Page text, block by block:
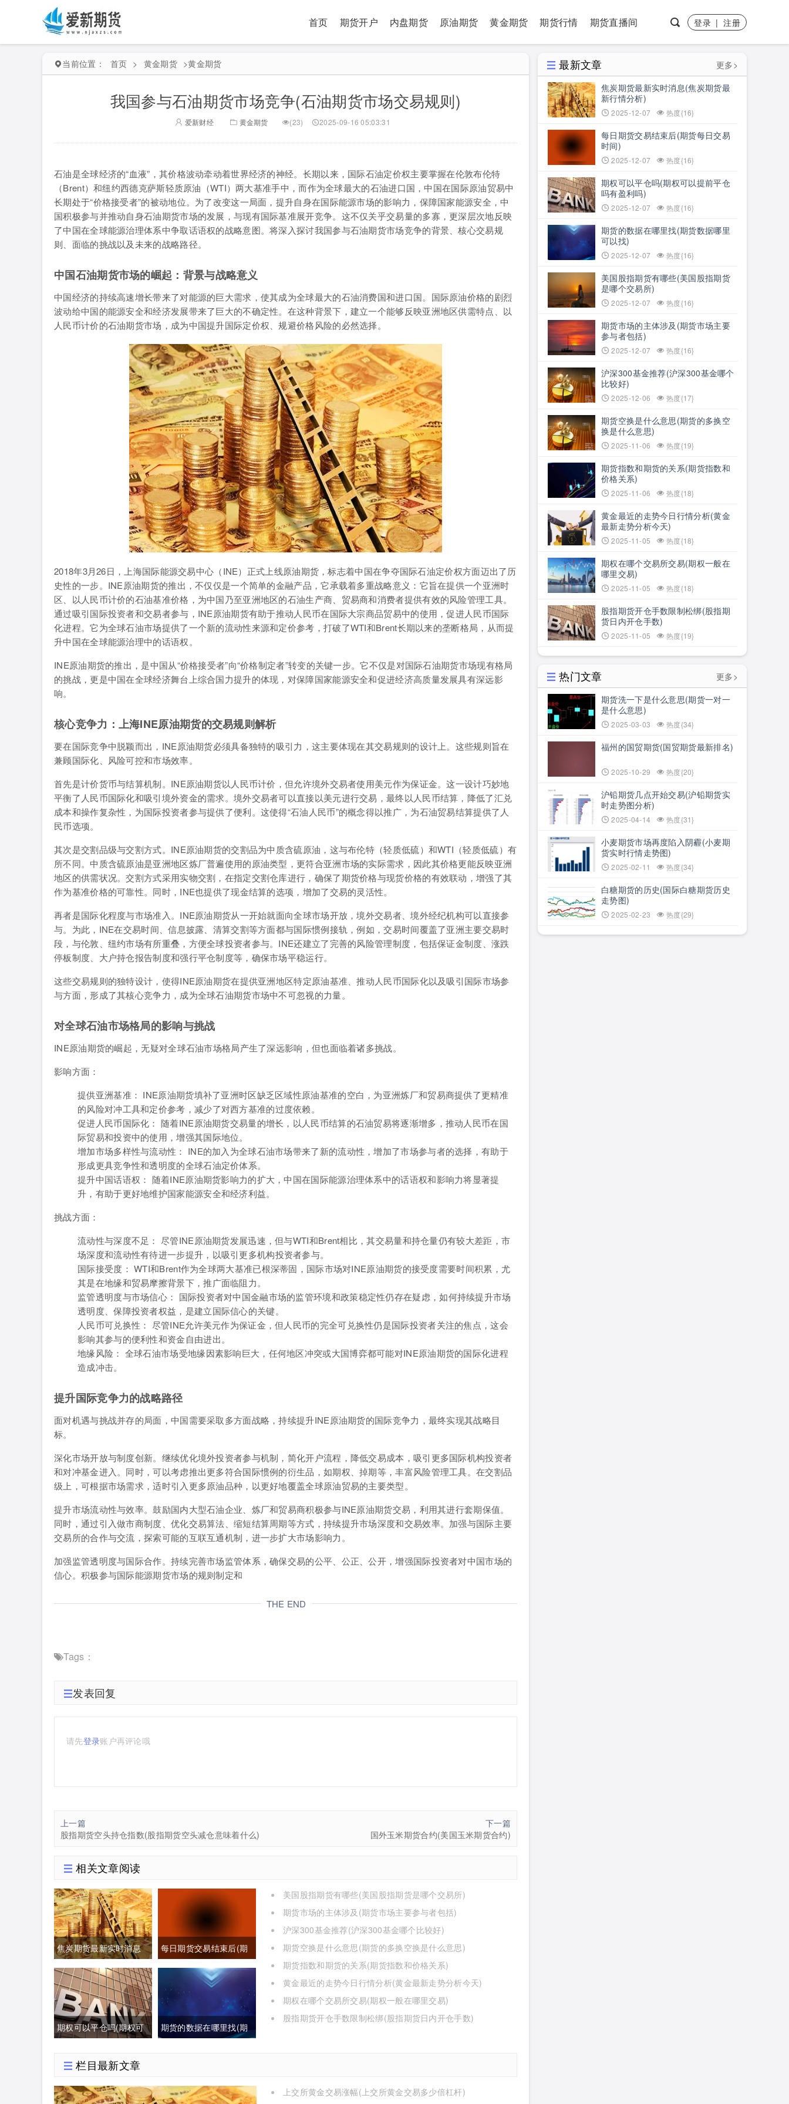
首页 期货开户 内盘期货 原油期货 黄金期货 期货行情 期货直播间 登录|注册
当前位置： 首页 > 黄金期货 >黄金期货
我国参与石油期货市场竞争(石油期货市场交易规则)
爱新财经 黄金期货 (23) 2025-09-16 05:03:31
石油是全球经济的“血液”，其价格波动牵动着世界经济的神经。长期以来，国际石油定价权主要掌握在伦敦布伦特
（Brent）和纽约西德克萨斯轻质原油（WTI）两大基准手中，而作为全球最大的石油进口国，中国在国际原油贸易中
长期处于“价格接受者”的被动地位。为了改变这一局面，提升自身在国际能源市场的影响力，保障国家能源安全，中
国积极参与并推动自身石油期货市场的发展，与现有国际基准展开竞争。这不仅关乎交易量的多寡，更深层次地反映
了中国在全球能源治理体系中争取话语权的战略意图。将深入探讨我国参与石油期货市场竞争的背景、核心交易规
则、面临的挑战以及未来的战略路径。
中国石油期货市场的崛起：背景与战略意义
中国经济的持续高速增长带来了对能源的巨大需求，使其成为全球最大的石油消费国和进口国。国际原油价格的剧烈
波动给中国的能源安全和经济发展带来了巨大的不确定性。在这种背景下，建立一个能够反映亚洲地区供需特点、以
人民币计价的石油期货市场，成为中国提升国际定价权、规避价格风险的必然选择。
2018年3月26日，上海国际能源交易中心（INE）正式上线原油期货，标志着中国在争夺国际石油定价权方面迈出了历
史性的一步。INE原油期货的推出，不仅仅是一个简单的金融产品，它承载着多重战略意义：它旨在提供一个亚洲时
区、以人民币计价的石油基准价格，为中国乃至亚洲地区的石油生产商、贸易商和消费者提供有效的风险管理工具。
通过吸引国际投资者和交易者参与，INE原油期货有助于推动人民币在国际大宗商品贸易中的使用，促进人民币国际
化进程。它为全球石油市场提供了一个新的流动性来源和定价参考，打破了WTI和Brent长期以来的垄断格局，从而提
升中国在全球能源治理中的话语权。
INE原油期货的推出，是中国从“价格接受者”向“价格制定者”转变的关键一步。它不仅是对国际石油期货市场现有格局
的挑战，更是中国在全球经济舞台上综合国力提升的体现，对保障国家能源安全和促进经济高质量发展具有深远影
响。
核心竞争力：上海INE原油期货的交易规则解析
要在国际竞争中脱颖而出，INE原油期货必须具备独特的吸引力，这主要体现在其交易规则的设计上。这些规则旨在
兼顾国际化、风险可控和市场效率。
首先是计价货币与结算机制。INE原油期货以人民币计价，但允许境外交易者使用美元作为保证金。这一设计巧妙地
平衡了人民币国际化和吸引境外资金的需求。境外交易者可以直接以美元进行交易，最终以人民币结算，降低了汇兑
成本和操作复杂性，为国际投资者参与提供了便利。这使得“石油人民币”的概念得以推广，为石油贸易结算提供了人
民币选项。
其次是交割品级与交割方式。INE原油期货的交割品为中质含硫原油，这与布伦特（轻质低硫）和WTI（轻质低硫）有
所不同。中质含硫原油是亚洲地区炼厂普遍使用的原油类型，更符合亚洲市场的实际需求，因此其价格更能反映亚洲
地区的供需状况。交割方式采用实物交割，在指定交割仓库进行，确保了期货价格与现货价格的有效联动，增强了其
作为基准价格的可靠性。同时，INE也提供了现金结算的选项，增加了交易的灵活性。
再者是国际化程度与市场准入。INE原油期货从一开始就面向全球市场开放，境外交易者、境外经纪机构可以直接参
与。为此，INE在交易时间、信息披露、清算交割等方面都与国际惯例接轨，例如，交易时间覆盖了亚洲主要交易时
段，与伦敦、纽约市场有所重叠，方便全球投资者参与。INE还建立了完善的风险管理制度，包括保证金制度、涨跌
停板制度、大户持仓报告制度和强行平仓制度等，确保市场平稳运行。
这些交易规则的独特设计，使得INE原油期货在提供亚洲地区特定原油基准、推动人民币国际化以及吸引国际市场参
与方面，形成了其核心竞争力，成为全球石油期货市场中不可忽视的力量。
对全球石油市场格局的影响与挑战
INE原油期货的崛起，无疑对全球石油市场格局产生了深远影响，但也面临着诸多挑战。
影响方面：
提供亚洲基准： INE原油期货填补了亚洲时区缺乏区域性原油基准的空白，为亚洲炼厂和贸易商提供了更精准
的风险对冲工具和定价参考，减少了对西方基准的过度依赖。
促进人民币国际化： 随着INE原油期货交易量的增长，以人民币结算的石油贸易将逐渐增多，推动人民币在国
际贸易和投资中的使用，增强其国际地位。
增加市场多样性与流动性： INE的加入为全球石油市场带来了新的流动性，增加了市场参与者的选择，有助于
形成更具竞争性和透明度的全球石油定价体系。
提升中国话语权： 随着INE原油期货影响力的扩大，中国在国际能源治理体系中的话语权和影响力将显著提
升，有助于更好地维护国家能源安全和经济利益。
挑战方面：
流动性与深度不足： 尽管INE原油期货发展迅速，但与WTI和Brent相比，其交易量和持仓量仍有较大差距，市
场深度和流动性有待进一步提升，以吸引更多机构投资者参与。
国际接受度： WTI和Brent作为全球两大基准已根深蒂固，国际市场对INE原油期货的接受度需要时间积累，尤
其是在地缘和贸易摩擦背景下，推广面临阻力。
监管透明度与市场信心： 国际投资者对中国金融市场的监管环境和政策稳定性仍存在疑虑，如何持续提升市场
透明度、保障投资者权益，是建立国际信心的关键。
人民币可兑换性： 尽管INE允许美元作为保证金，但人民币的完全可兑换性仍是国际投资者关注的焦点，这会
影响其参与的便利性和资金自由进出。
地缘风险： 全球石油市场受地缘因素影响巨大，任何地区冲突或大国博弈都可能对INE原油期货的国际化进程
造成冲击。
提升国际竞争力的战略路径
面对机遇与挑战并存的局面，中国需要采取多方面战略，持续提升INE原油期货的国际竞争力，最终实现其战略目
标。
深化市场开放与制度创新。继续优化境外投资者参与机制，简化开户流程，降低交易成本，吸引更多国际机构投资者
和对冲基金进入。同时，可以考虑推出更多符合国际惯例的衍生品，如期权、掉期等，丰富风险管理工具。在交割品
级上，可根据市场需求，适时引入更多原油品种，以更好地覆盖全球原油贸易的主要类型。
提升市场流动性与效率。鼓励国内大型石油企业、炼厂和贸易商积极参与INE原油期货交易，利用其进行套期保值。
同时，通过引入做市商制度、优化交易算法、缩短结算周期等方式，持续提升市场深度和交易效率。加强与国际主要
交易所的合作与交流，探索可能的互联互通机制，进一步扩大市场影响力。
加强监管透明度与国际合作。持续完善市场监管体系，确保交易的公平、公正、公开，增强国际投资者对中国市场的
信心。积极参与国际能源期货市场的规则制定和
THE END
Tags：
发表回复
请先登录账户再评论哦
上一篇
股指期货空头持仓指数(股指期货空头减仓意味着什么)
下一篇
国外玉米期货合约(美国玉米期货合约)
相关文章阅读
焦炭期货最新实时消息
(焦炭期货最新行情分析)
每日期货交易结束后(期
货每日交易时间)
期权可以平仓吗(期权可
期货的数据在哪里找(期
美国股指期货有哪些(美国股指期货是哪个交易所)
期货市场的主体涉及(期货市场主要参与者包括)
沪深300基金推荐(沪深300基金哪个比较好)
期货空换是什么意思(期货的多换空换是什么意思)
期货指数和期货的关系(期货指数和价格关系)
黄金最近的走势今日行情分析(黄金最新走势分析今天)
期权在哪个交易所交易(期权一般在哪里交易)
股指期货开仓手数限制松绑(股指期货日内开仓手数)
栏目最新文章
上交所黄金交易涨幅(上交所黄金交易多少倍杠杆)
最新文章
更多>
焦炭期货最新实时消息(焦炭期货最
新行情分析)
2025-12-07 热度{16}
每日期货交易结束后(期货每日交易
时间)
2025-12-07 热度{16}
期权可以平仓吗(期权可以提前平仓
吗有盈利吗)
2025-12-07 热度{16}
期货的数据在哪里找(期货数据哪里
可以找)
2025-12-07 热度{16}
美国股指期货有哪些(美国股指期货
是哪个交易所)
2025-12-07 热度{16}
期货市场的主体涉及(期货市场主要
参与者包括)
2025-12-07 热度{16}
沪深300基金推荐(沪深300基金哪个
比较好)
2025-12-06 热度{17}
期货空换是什么意思(期货的多换空
换是什么意思)
2025-11-06 热度{19}
期货指数和期货的关系(期货指数和
价格关系)
2025-11-06 热度{18}
黄金最近的走势今日行情分析(黄金
最新走势分析今天)
2025-11-05 热度{18}
期权在哪个交易所交易(期权一般在
哪里交易)
2025-11-05 热度{18}
股指期货开仓手数限制松绑(股指期
货日内开仓手数)
2025-11-05 热度{19}
热门文章
更多>
期货洗一下是什么意思(期货一对一
是什么意思)
2025-03-03 热度{34}
福州的国贸期货(国贸期货最新排名)
2025-10-29 热度{20}
沪铅期货几点开始交易(沪铅期货实
时走势图分析)
2025-04-14 热度{31}
小麦期货市场再度陷入阴霾(小麦期
货实时行情走势图)
2025-02-11 热度{34}
白糖期货的历史(国际白糖期货历史
走势图)
2025-02-23 热度{29}